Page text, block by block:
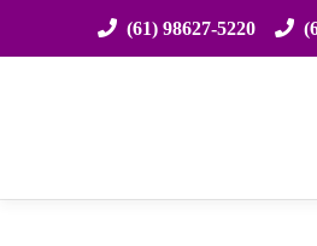
(61) 98627-5220